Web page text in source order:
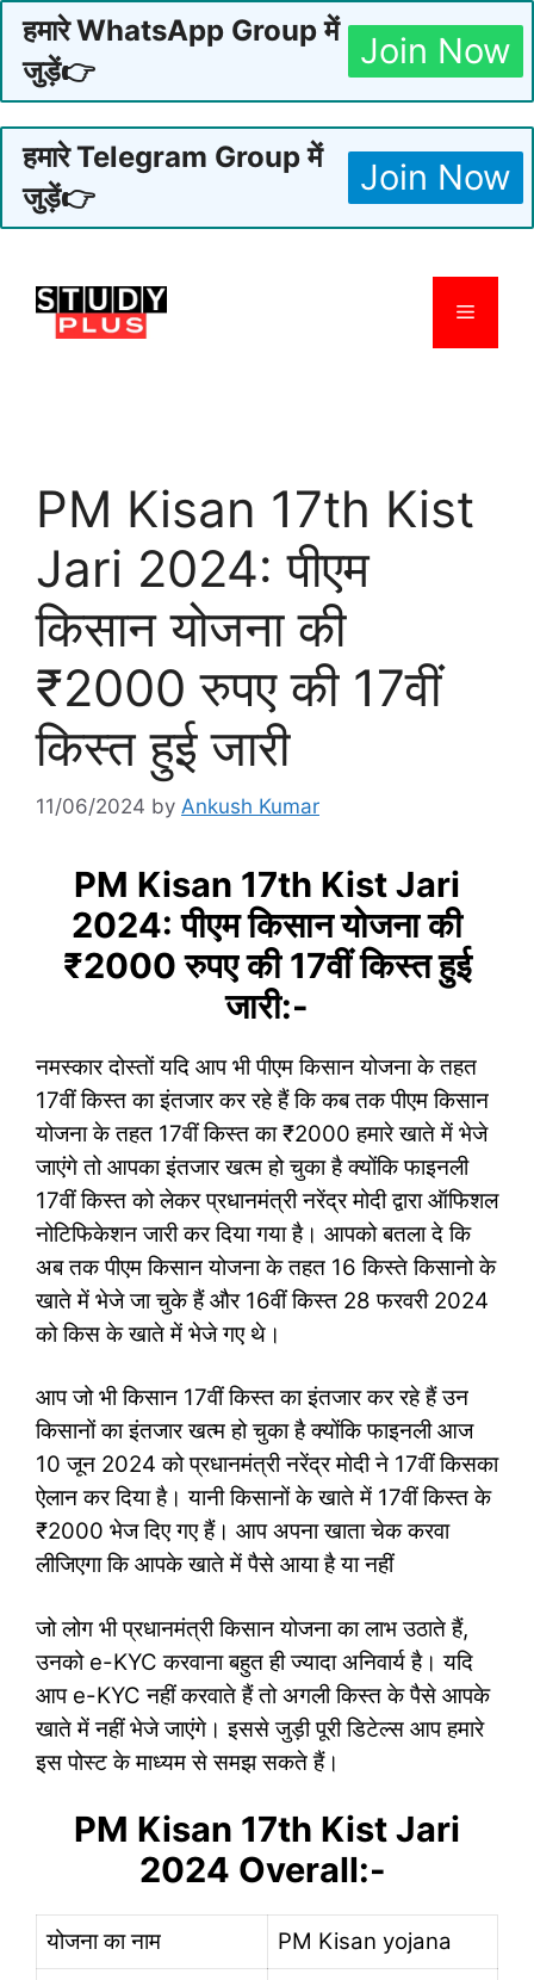
हमारे WhatsApp Group में
जुड़ें👉
Join Now
हमारे Telegram Group में
जुड़ें👉
Join Now
content
Menu
PM Kisan 17th Kist
Jari 2024: पीएम
किसान योजना की
₹2000 रुपए की 17वीं
किस्त हुई जारी
11/06/2024 by Ankush Kumar
PM Kisan 17th Kist Jari
2024: पीएम किसान योजना की
₹2000 रुपए की 17वीं किस्त हुई
जारी:-
नमस्कार दोस्तों यदि आप भी पीएम किसान योजना के तहत
17वीं किस्त का इंतजार कर रहे हैं कि कब तक पीएम किसान
योजना के तहत 17वीं किस्त का ₹2000 हमारे खाते में भेजे
जाएंगे तो आपका इंतजार खत्म हो चुका है क्योंकि फाइनली
17वीं किस्त को लेकर प्रधानमंत्री नरेंद्र मोदी द्वारा ऑफिशल
नोटिफिकेशन जारी कर दिया गया है। आपको बतला दे कि
अब तक पीएम किसान योजना के तहत 16 किस्ते किसानो के
खाते में भेजे जा चुके हैं और 16वीं किस्त 28 फरवरी 2024
को किस के खाते में भेजे गए थे।
आप जो भी किसान 17वीं किस्त का इंतजार कर रहे हैं उन
किसानों का इंतजार खत्म हो चुका है क्योंकि फाइनली आज
10 जून 2024 को प्रधानमंत्री नरेंद्र मोदी ने 17वीं किसका
ऐलान कर दिया है। यानी किसानों के खाते में 17वीं किस्त के
₹2000 भेज दिए गए हैं। आप अपना खाता चेक करवा
लीजिएगा कि आपके खाते में पैसे आया है या नहीं
जो लोग भी प्रधानमंत्री किसान योजना का लाभ उठाते हैं,
उनको e-KYC करवाना बहुत ही ज्यादा अनिवार्य है। यदि
आप e-KYC नहीं करवाते हैं तो अगली किस्त के पैसे आपके
खाते में नहीं भेजे जाएंगे। इससे जुड़ी पूरी डिटेल्स आप हमारे
इस पोस्ट के माध्यम से समझ सकते हैं।
PM Kisan 17th Kist Jari
2024 Overall:-
योजना का नाम
PM Kisan yojana